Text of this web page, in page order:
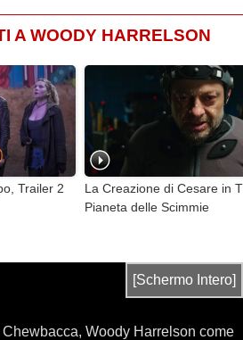
A WOODY HARRELSON
Trailer 2
La Creazione di Cesare in
Pianeta delle Scimmie
[Schermo Intero]
Woody Harrelson come